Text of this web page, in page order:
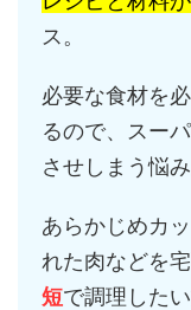
ス。
必要な食材を
るので、スー
させしまう悩
あらかじめカ
れた肉などを
短で調理した